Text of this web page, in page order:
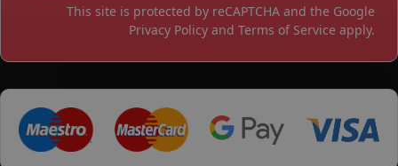
This site is protected by reCAPTCHA and the Google
Privacy Policy and Terms of Service apply.